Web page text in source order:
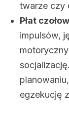
twarze czy
Płat
impulsów,
egzekucję